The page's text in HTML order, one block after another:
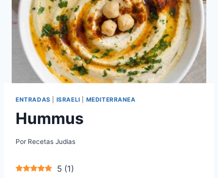
ENTRADAS ISRAELI MEDITERRANEA
Hummus
Por Recetas Judias
5 (1)